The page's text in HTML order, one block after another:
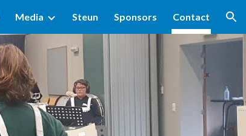
Media Steun Sponsors Contact